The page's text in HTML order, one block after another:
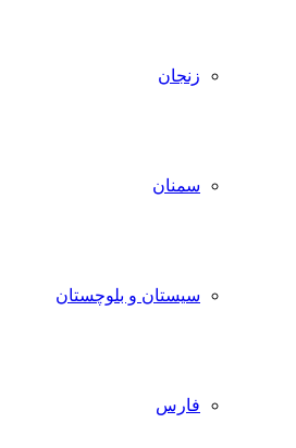
زنجان
سمنان
سیستان و بلوچستان
فارس